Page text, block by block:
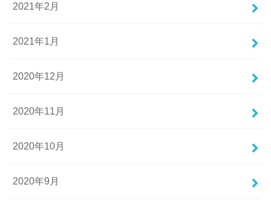
2021年2月
2021年1月
2020年12月
2020年11月
2020年10月
2020年9月